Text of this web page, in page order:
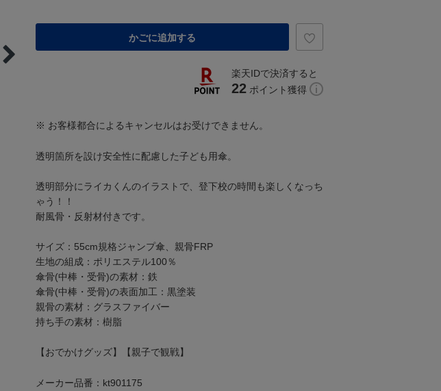
かごに追加する
楽天IDで決済すると
22 ポイント獲得
※ お客様都合によるキャンセルはお受けできません。
透明箇所を設け安全性に配慮した子ども用傘。
透明部分にライカくんのイラストで、登下校の時間も楽しくなっち
ゃう！！
耐風骨・反射材付きです。
サイズ：55cm規格ジャンプ傘、親骨FRP
生地の組成：ポリエステル100％
傘骨(中棒・受骨)の素材：鉄
傘骨(中棒・受骨)の表面加工：黒塗装
親骨の素材：グラスファイバー
持ち手の素材：樹脂
【おでかけグッズ】【親子で観戦】
メーカー品番：kt901175